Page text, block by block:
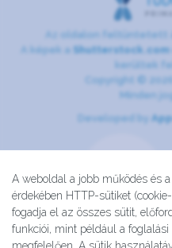
A weboldal a jobb működés és
érdekében HTTP-sütiket
fogadja el az összes sütit,
funkciói, mint például a
Az oldalon feltüntetett
A képek a Shutterstock.com
kerültek
Copyright © 2026
Minden
Developed by